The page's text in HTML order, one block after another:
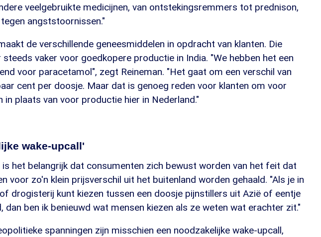
veelgebruikte medicijnen, van ontstekingsremmers tot prednison,
angststoornissen."
de verschillende geneesmiddelen in opdracht van klanten. Die
steeds vaker voor goedkopere productie in India. "We hebben het een
voor paracetamol", zegt Reineman. "Het gaat om een verschil van
cent per doosje. Maar dat is genoeg reden voor klanten om voor
in plaats van voor productie hier in Nederland."
wake-upcall'
is het belangrijk dat consumenten zich bewust worden van het feit dat
voor zo'n klein prijsverschil uit het buitenland worden gehaald. "Als je in
drogisterij kunt kiezen tussen een doosje pijnstillers uit Azië of eentje
dan ben ik benieuwd wat mensen kiezen als ze weten wat erachter zit."
spanningen zijn misschien een noodzakelijke wake-upcall,